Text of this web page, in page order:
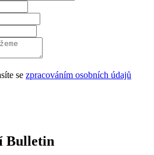
se zpracováním osobních údajů
Bulletin